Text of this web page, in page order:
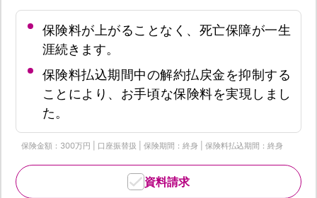
保険料が上がることなく、死亡保障が一生
涯続きます。
保険料払込期間中の解約払戻金を抑制する
ことにより、お手頃な保険料を実現しまし
た。
保険金額：300万円 | 口座振替扱 | 保険期間：終身 | 保険料払込期間：終身
資料請求